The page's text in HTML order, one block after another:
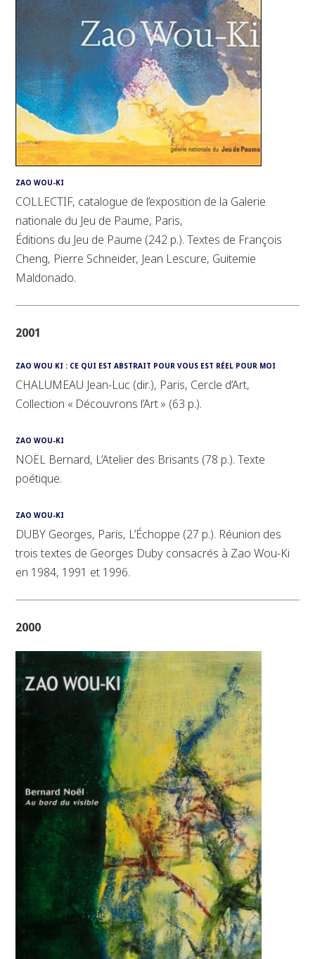
ZAO WOU-KI
COLLECTIF, catalogue de l’exposition de la Galerie
nationale du Jeu de Paume, Paris,
Éditions du Jeu de Paume (242 p.). Textes de François
Cheng, Pierre Schneider, Jean Lescure, Guitemie
Maldonado.
2001
ZAO WOU KI : CE QUI EST ABSTRAIT POUR VOUS EST RÉEL POUR MOI
CHALUMEAU Jean-Luc (dir.), Paris, Cercle d’Art,
Collection « Découvrons l’Art » (63 p.).
ZAO WOU-KI
NOËL Bernard, L’Atelier des Brisants (78 p.). Texte
poétique.
ZAO WOU-KI
DUBY Georges, Paris, L’Échoppe (27 p.). Réunion des
trois textes de Georges Duby consacrés à Zao Wou-Ki
en 1984, 1991 et 1996.
2000